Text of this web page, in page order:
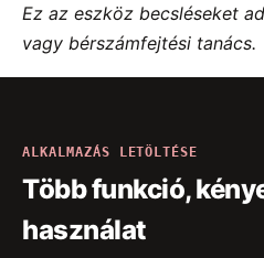
Ez az eszköz becsléseket
vagy bérszámfejtési tanács.
ALKALMAZÁS LETÖLTÉSE
Több funkció,
használat